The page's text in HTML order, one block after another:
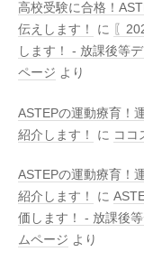
高校受験に合格！
伝えします！
に 〖
します！ - 放課後等
ページ より
ASTEPの運動療育！
紹介します！
に コ
ASTEPの運動療育！
紹介します！
に
価します！ - 放課後
ムページ より